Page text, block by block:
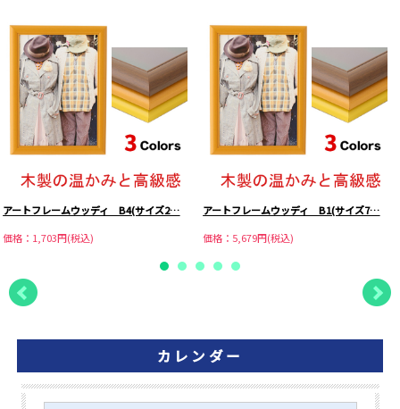
アートフレームウッディ B4(サイズ2…
価格：1,703円(税込)
アートフレームウッディ B1(サイズ7…
価格：5,679円(税込)
カレンダー